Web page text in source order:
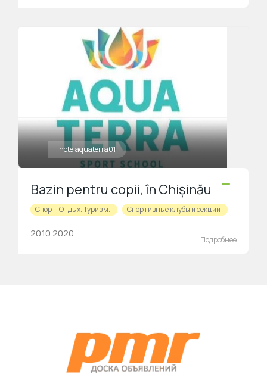
hotelaquaterra01
Bazin pentru copii, în Chișinău
Спорт. Отдых. Туризм. Спортивные клубы и секции
20.10.2020
Подробнее